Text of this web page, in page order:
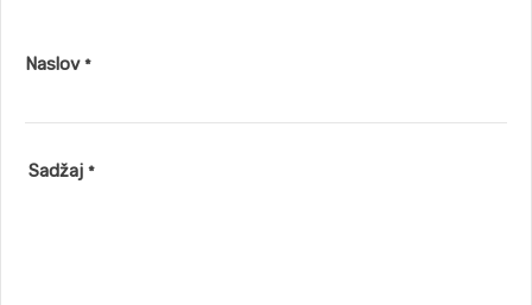
Naslov *
Sadžaj *